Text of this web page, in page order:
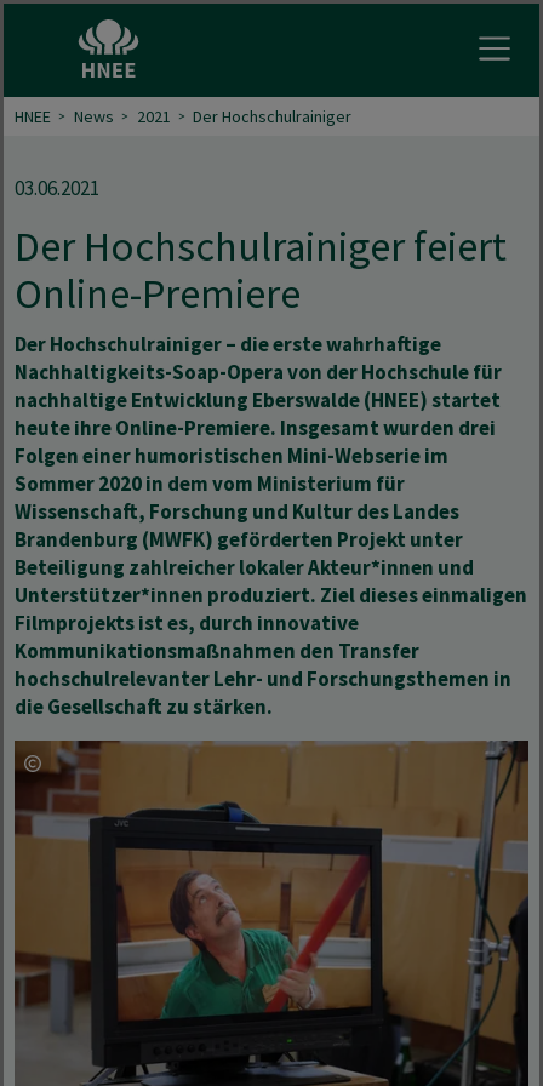
HNEE News 2021 Der Hochschulrainiger
03.06.2021
Der Hochschulrainiger feiert
Online-Premiere
Der Hochschulrainiger – die erste wahrhaftige
Nachhaltigkeits-Soap-Opera von der Hochschule für
nachhaltige Entwicklung Eberswalde (HNEE) startet
heute ihre Online-Premiere. Insgesamt wurden drei
Folgen einer humoristischen Mini-Webserie im
Sommer 2020 in dem vom Ministerium für
Wissenschaft, Forschung und Kultur des Landes
Brandenburg (MWFK) geförderten Projekt unter
Beteiligung zahlreicher lokaler Akteur*innen und
Unterstützer*innen produziert. Ziel dieses einmaligen
Filmprojekts ist es, durch innovative
Kommunikationsmaßnahmen den Transfer
hochschulrelevanter Lehr- und Forschungsthemen in
die Gesellschaft zu stärken.